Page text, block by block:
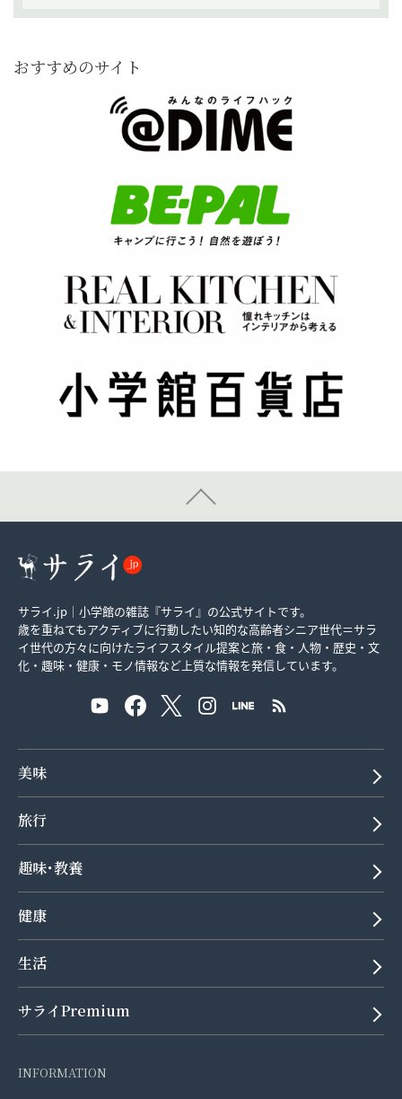
おすすめのサイト
サライ.jp｜小学館の雑誌『サライ』の公式サイトです。
歳を重ねてもアクティブに行動したい知的な高齢者シニア世代＝サラ
イ世代の方々に向けたライフスタイル提案と旅・食・人物・歴史・文
化・趣味・健康・モノ情報など上質な情報を発信しています。
美味
旅行
趣味･教養
健康
生活
サライPremium
INFORMATION